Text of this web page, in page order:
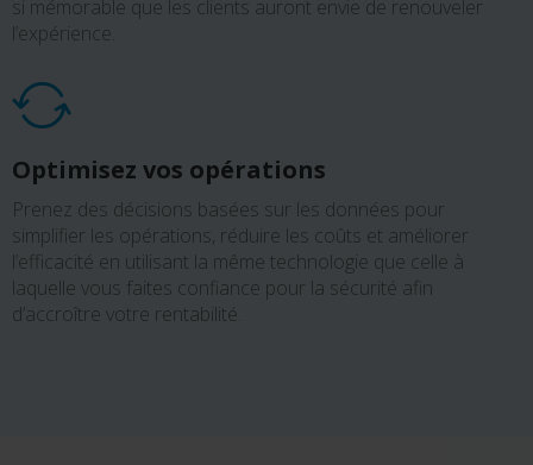
si mémorable que les clients auront envie de renouveler
l’expérience.
Optimisez vos opérations
Prenez des décisions basées sur les données pour
simplifier les opérations, réduire les coûts et améliorer
l’efficacité en utilisant la même technologie que celle à
laquelle vous faites confiance pour la sécurité afin
d’accroître votre rentabilité.